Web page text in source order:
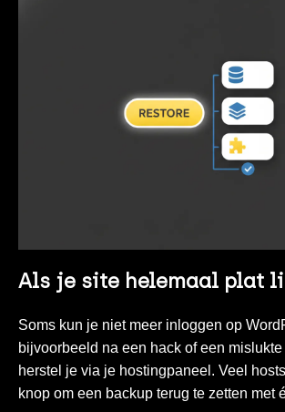
Als je site helemaal plat
Soms kun je niet meer inloggen op
bijvoorbeeld na een hack of een
herstel je via je hostingpaneel. Veel
knop om een backup terug te zetten met